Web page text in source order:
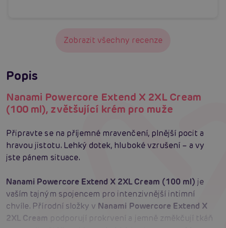
Zobrazit všechny recenze
Popis
Nanami Powercore Extend X 2XL Cream
(100 ml), zvětšující krém pro muže
Připravte se na příjemné mravenčení, plnější pocit a
hravou jistotu. Lehký dotek, hluboké vzrušení – a vy
jste pánem situace.
Nanami Powercore Extend X 2XL Cream (100 ml) je
vaším tajným spojencem pro intenzivnější intimní
chvíle. Přírodní složky v Nanami Powercore Extend X
2XL Cream podporují prokrvení a jemně změkčují tkáň